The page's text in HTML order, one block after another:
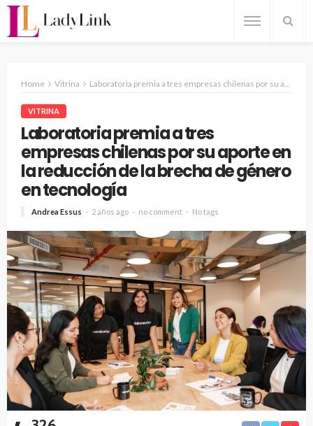
Home Vitrina Laboratoria premia a tres empresas chilenas por su aporte en la reducción de la brecha de género en tecnología
VITRINA
Laboratoria premia a tres
empresas chilenas por su aporte en
la reducción de la brecha de género
en tecnología
Andrea Essus 2 años ago no comment No tags